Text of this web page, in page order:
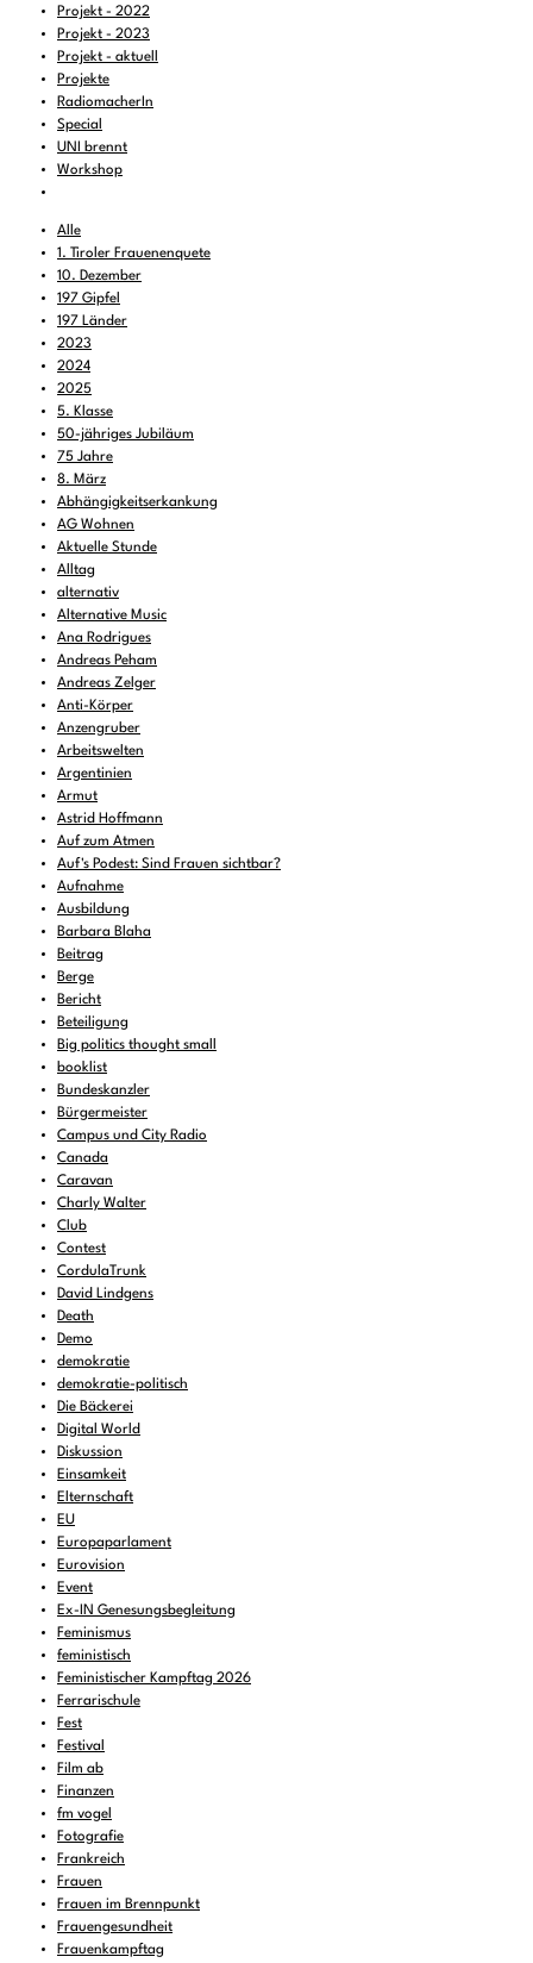
Projekt - 2022
Projekt - 2023
Projekt - aktuell
Projekte
RadiomacherIn
Special
UNI brennt
Workshop
Alle
1. Tiroler Frauenenquete
10. Dezember
197 Gipfel
197 Länder
2023
2024
2025
5. Klasse
50-jähriges Jubiläum
75 Jahre
8. März
Abhängigkeitserkankung
AG Wohnen
Aktuelle Stunde
Alltag
alternativ
Alternative Music
Ana Rodrigues
Andreas Peham
Andreas Zelger
Anti-Körper
Anzengruber
Arbeitswelten
Argentinien
Armut
Astrid Hoffmann
Auf zum Atmen
Auf's Podest: Sind Frauen sichtbar?
Aufnahme
Ausbildung
Barbara Blaha
Beitrag
Berge
Bericht
Beteiligung
Big politics thought small
booklist
Bundeskanzler
Bürgermeister
Campus und City Radio
Canada
Caravan
Charly Walter
Club
Contest
CordulaTrunk
David Lindgens
Death
Demo
demokratie
demokratie-politisch
Die Bäckerei
Digital World
Diskussion
Einsamkeit
Elternschaft
EU
Europaparlament
Eurovision
Event
Ex-IN Genesungsbegleitung
Feminismus
feministisch
Feministischer Kampftag 2026
Ferrarischule
Fest
Festival
Film ab
Finanzen
fm vogel
Fotografie
Frankreich
Frauen
Frauen im Brennpunkt
Frauengesundheit
Frauenkampftag